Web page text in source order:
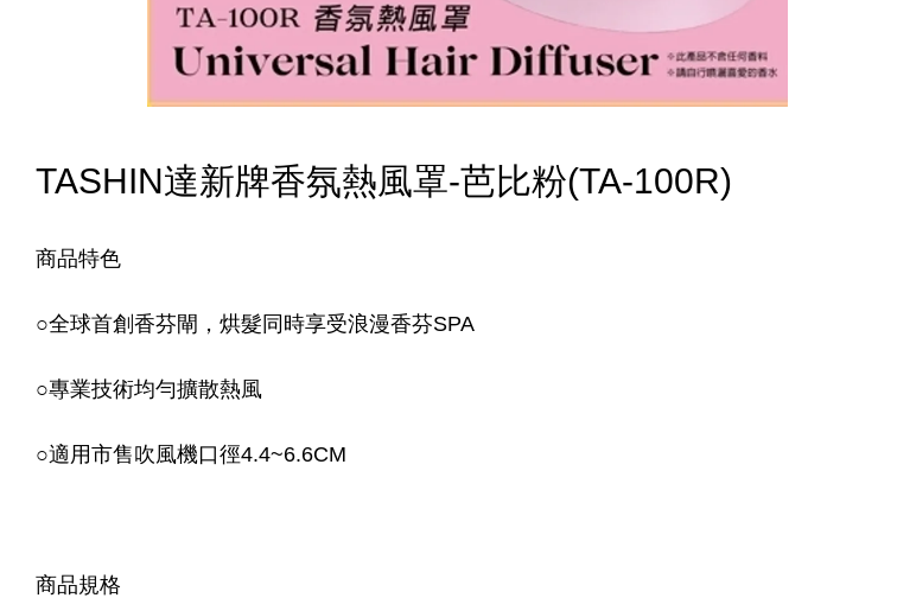
TASHIN達新牌香氛熱風罩-芭比粉(TA-100R)
商品特色
○全球首創香芬閘，烘髮同時享受浪漫香芬SPA
○專業技術均勻擴散熱風
○適用市售吹風機口徑4.4~6.6CM
商品規格